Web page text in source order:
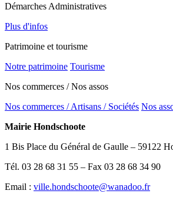
Démarches Administratives
Plus d'infos
Patrimoine et tourisme
Notre patrimoine Tourisme
Nos commerces / Nos assos
Nos commerces / Artisans / Sociétés Nos
Mairie Hondschoote
1 Bis Place du Général de Gaulle – 59122
Tél. 03 28 68 31 55 – Fax 03 28 68 34 90
Email : ville.hondschoote@wanadoo.fr